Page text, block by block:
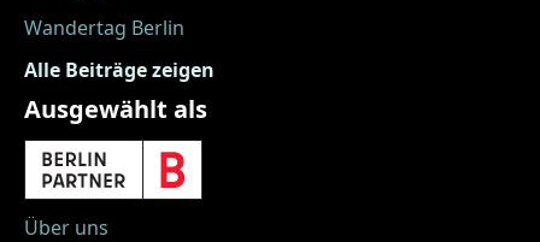
Wandertag Berlin
Alle Beiträge zeigen
Ausgewählt als
Über uns